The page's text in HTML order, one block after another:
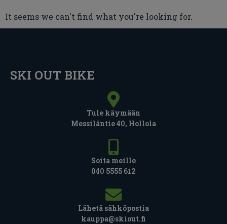
It seems we can't find what you're looking for.
SKI OUT BIKE
Tule käymään
Messiläntie 40, Hollola
Soita meille
040 5555 612
Lähetä sähköpostia
kauppa@skiout.fi